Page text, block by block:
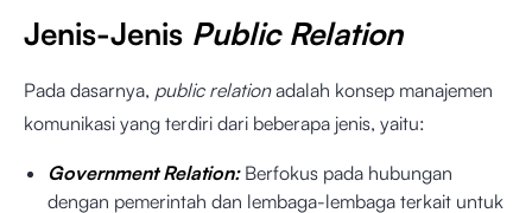
Jenis-Jenis Public Relation
Pada dasarnya, public relationadalah konsep manajemen
komunikasi yang terdiri dari beberapa jenis, yaitu:
Government Relation: Berfokus pada hubungan
dengan pemerintah dan lembaga-lembaga terkait untuk